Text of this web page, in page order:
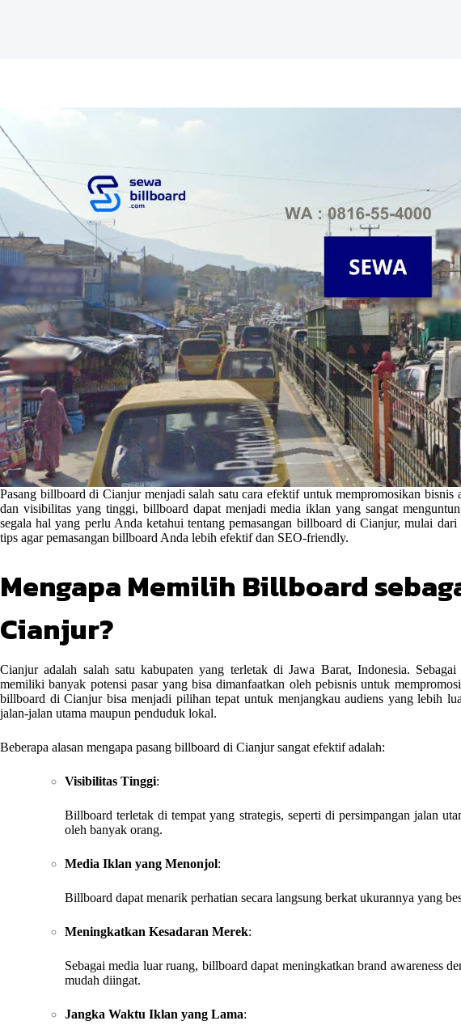
Pasang billboard di Cianjur menjadi salah satu cara efektif untuk mempromosikan bisnis
dan visibilitas yang tinggi, billboard dapat menjadi media iklan yang sangat
segala hal yang perlu Anda ketahui tentang pemasangan billboard di Cianjur, mulai
tips agar pemasangan billboard Anda lebih efektif dan SEO-friendly.
Mengapa Memilih Billboard
Cianjur?
Cianjur adalah salah satu kabupaten yang terletak di Jawa Barat, Indonesia.
memiliki banyak potensi pasar yang bisa dimanfaatkan oleh pebisnis untuk
billboard di Cianjur bisa menjadi pilihan tepat untuk menjangkau audiens yang lebih
jalan-jalan utama maupun penduduk lokal.
Beberapa alasan mengapa pasang billboard di Cianjur sangat efektif adalah:
Visibilitas Tinggi:
Billboard terletak di tempat yang strategis, seperti di persimpangan jalan
oleh banyak orang.
Media Iklan yang Menonjol:
Billboard dapat menarik perhatian secara langsung berkat ukurannya yang
Meningkatkan Kesadaran Merek:
Sebagai media luar ruang, billboard dapat meningkatkan brand awareness
mudah diingat.
Jangka Waktu Iklan yang Lama: